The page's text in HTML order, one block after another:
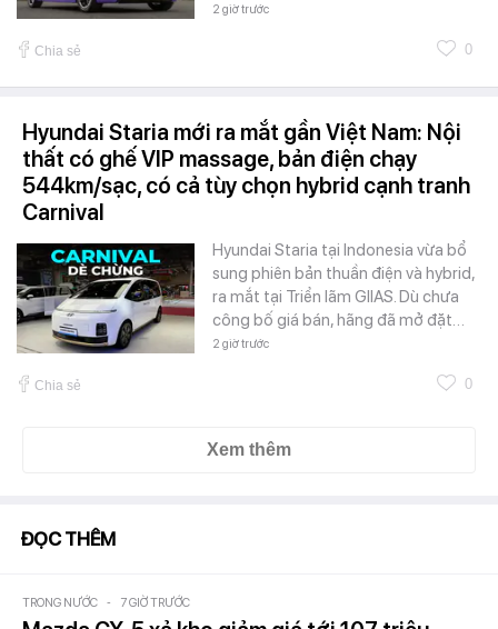
2 giờ trước
Chia sẻ 0
Hyundai Staria mới ra mắt gần Việt Nam: Nội
thất có ghế VIP massage, bản điện chạy
544km/sạc, có cả tùy chọn hybrid cạnh tranh
Carnival
Hyundai Staria tại Indonesia vừa bổ
sung phiên bản thuần điện và hybrid,
ra mắt tại Triển lãm GIIAS. Dù chưa
công bố giá bán, hãng đã mở đặt…
2 giờ trước
Chia sẻ 0
Xem thêm
ĐỌC THÊM
TRONG NƯỚC - 7 GIỜ TRƯỚC